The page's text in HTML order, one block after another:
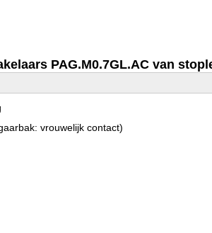
PAG.M0.7GL.AC van
vrouwelijk contact)